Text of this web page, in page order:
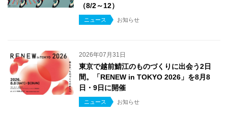
（8/2～12）
ニュース お知らせ
2026年07月31日
東京で越前鯖江のものづくりに出会う2日
間。「RENEW in TOKYO 2026」を8月8
日・9日に開催
ニュース お知らせ